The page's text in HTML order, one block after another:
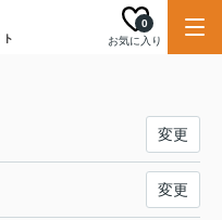
お気に入り
0
変更
変更